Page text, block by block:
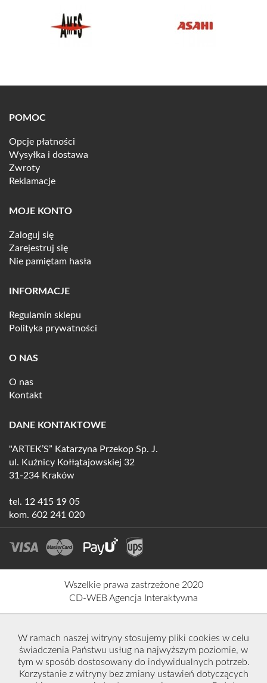
POMOC
Opcje płatności
Wysyłka i dostawa
Zwroty
Reklamacje
MOJE KONTO
Zaloguj się
Zarejestruj się
Nie pamiętam hasła
INFORMACJE
Regulamin sklepu
Polityka prywatności
O NAS
O nas
Kontakt
DANE KONTAKTOWE
"ARTEK’S” Katarzyna Przekop Sp. J.
ul. Kuźnicy Kołłątajowskiej 32
31-234 Kraków
tel. 12 415 19 05
kom. 602 241 020
Wszelkie prawa zastrzeżone 2020
CD-WEB Agencja Interaktywna
W ramach naszej witryny stosujemy pliki cookies w celu
świadczenia Państwu usług na najwyższym poziomie, w
tym w sposób dostosowany do indywidualnych potrzeb.
Korzystanie z witryny bez zmiany ustawień dotyczących